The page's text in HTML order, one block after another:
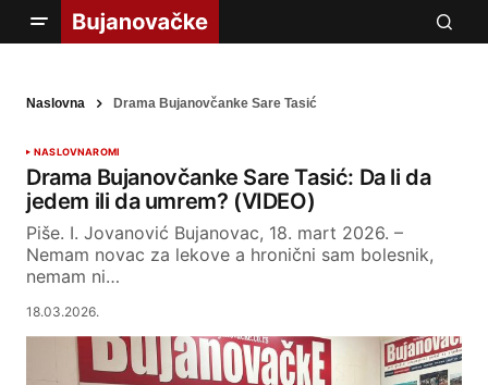
Naslovna Drama Bujanovčanke Sare Tasić
NASLOVNAROMI
Drama Bujanovčanke Sare Tasić: Da li da
jedem ili da umrem? (VIDEO)
Piše. I. Jovanović Bujanovac, 18. mart 2026. –
Nemam novac za lekove a hronični sam bolesnik,
nemam ni…
18.03.2026.